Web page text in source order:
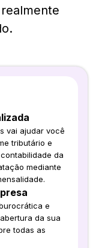
vai ajudar você
tributário e
da
mediante
e
da sua
todas as